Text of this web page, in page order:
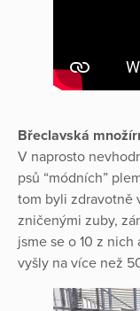
Břeclavská
V naprosto
psů “módních”
tom byli zdravotně
zničenými zuby,
jsme se o 10 z
vyšly na více než